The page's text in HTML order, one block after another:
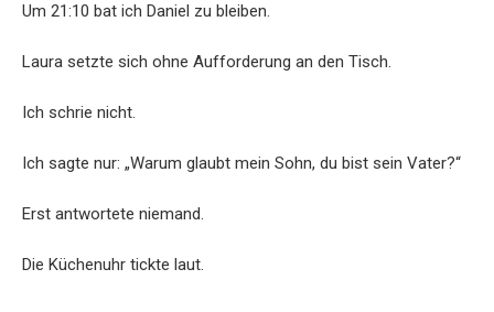
Um 21:10 bat ich Daniel zu bleiben.
Laura setzte sich ohne Aufforderung an den Tisch.
Ich schrie nicht.
Ich sagte nur: „Warum glaubt mein Sohn, du bist sein Vater?“
Erst antwortete niemand.
Die Küchenuhr tickte laut.